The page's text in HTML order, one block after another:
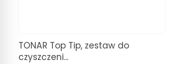
TONAR Top Tip, zestaw do
czyszczeni...